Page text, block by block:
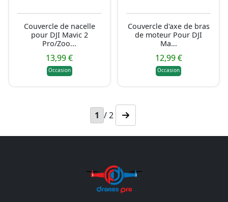
Couvercle de nacelle
pour DJI Mavic 2
Pro/Zoo...
13,99 €
Occasion
Couvercle d'axe de bras
de moteur Pour DJI
Ma...
12,99 €
Occasion
1 / 2